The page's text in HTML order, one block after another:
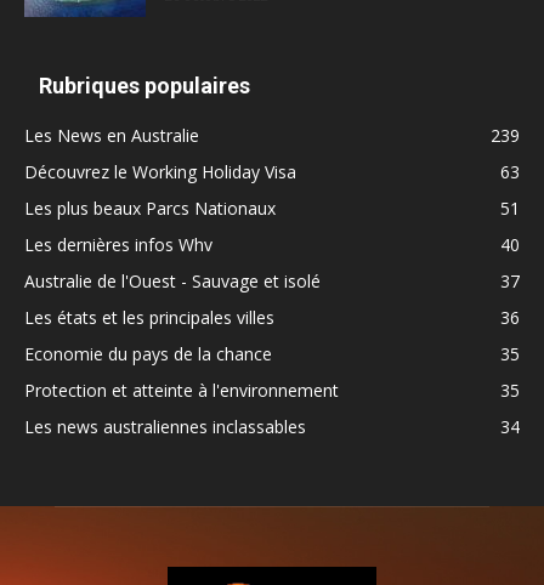
Rubriques populaires
Les News en Australie
239
Découvrez le Working Holiday Visa
63
Les plus beaux Parcs Nationaux
51
Les dernières infos Whv
40
Australie de l'Ouest - Sauvage et isolé
37
Les états et les principales villes
36
Economie du pays de la chance
35
Protection et atteinte à l'environnement
35
Les news australiennes inclassables
34